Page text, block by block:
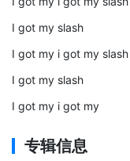
I got my slash
I got my i got my slash
I got my slash
I got my i got my
专辑信息